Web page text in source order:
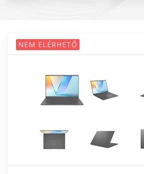
NEM ELÉRHETŐ